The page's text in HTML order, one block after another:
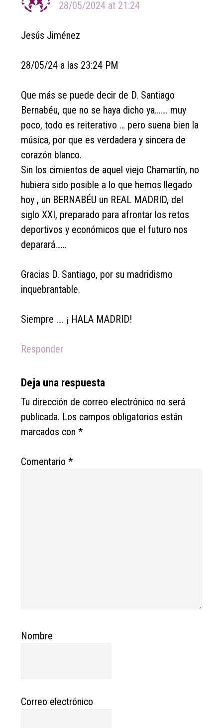
28/05/2024 at 21:24
Jesús Jiménez
28/05/24 a las 23:24 PM
Que más se puede decir de D. Santiago
Bernabéu, que no se haya dicho ya……. muy
poco, todo es reiterativo … pero suena bien la
música, por que es verdadera y sincera de
corazón blanco.
Sin los cimientos de aquel viejo Chamartín, no
hubiera sido posible a lo que hemos llegado
hoy , un BERNABÉU un REAL MADRID, del
siglo XXI, preparado para afrontar los retos
deportivos y económicos que el futuro nos
deparará……
Gracias D. Santiago, por su madridismo
inquebrantable.
Siempre …. ¡ HALA MADRID!
Responder
Deja una respuesta
Tu dirección de correo electrónico no será
publicada. Los campos obligatorios están
marcados con*
Comentario*
Nombre
Correo electrónico